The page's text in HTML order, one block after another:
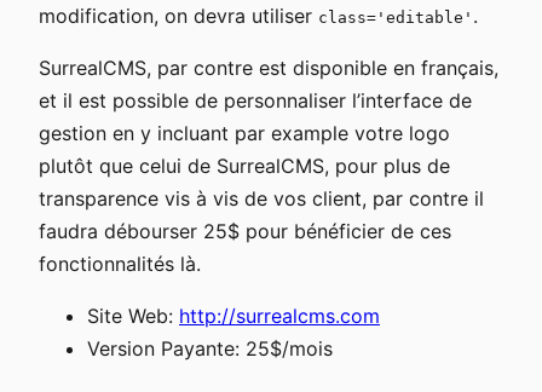
modification, on devra utiliser class='editable' .
SurrealCMS, par contre est disponible en français,
et il est possible de personnaliser l’interface de
gestion en y incluant par example votre logo
plutôt que celui de SurrealCMS, pour plus de
transparence vis à vis de vos client, par contre il
faudra débourser 25$ pour bénéficier de ces
fonctionnalités là.
Site Web: http://surrealcms.com
Version Payante: 25$/mois